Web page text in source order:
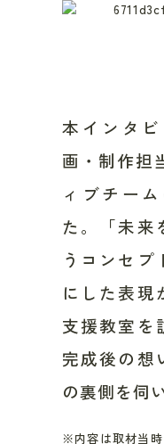
本インタ
画・制作担
ィブチー
た。「未来
うコンセプ
にした表現
支援教室を
完成後の想
の裏側を伺
※内容は取材当